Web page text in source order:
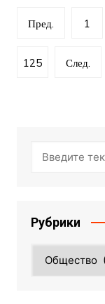
Пагинация
Пред. 1
125 След.
Рубрики